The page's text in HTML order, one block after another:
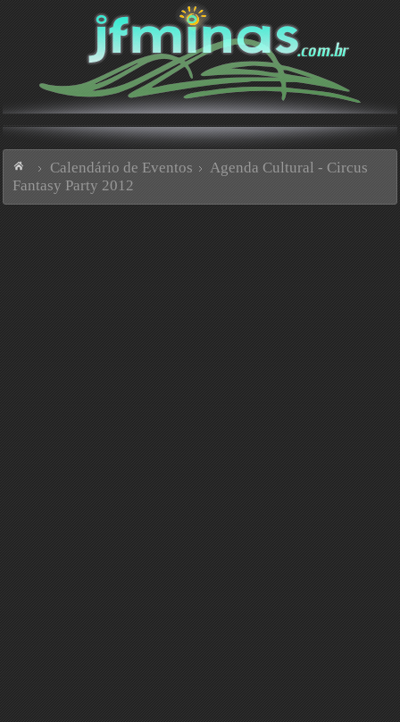
Calendário de Eventos
Agenda Cultural - Circus
Fantasy Party 2012